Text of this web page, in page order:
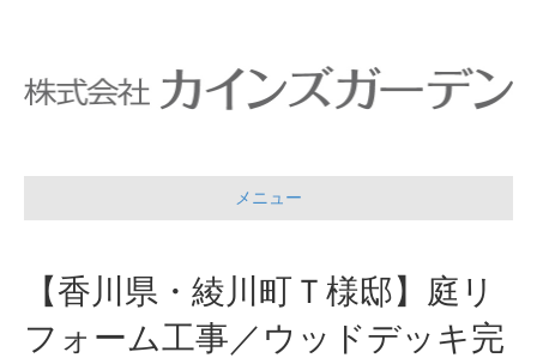
メニュー
【香川県・綾川町Ｔ様邸】庭リ
フォーム工事／ウッドデッキ完